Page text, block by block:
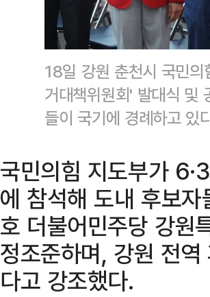
18일 강원 춘천시 국민
거대책위원회' 발대식 및
들이 국기에 경례하고
국민의힘 지도부가
에 참석해 도내 후보
호 더불어민주당 강원
정조준하며, 강원 전
다고 강조했다.